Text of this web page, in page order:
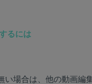
るには
場合は、他の動画編